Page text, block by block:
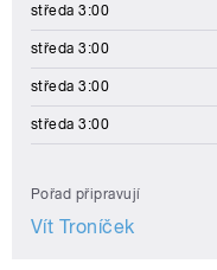
středa 3:00
středa 3:00
středa 3:00
středa 3:00
Pořad připravují
Vít Troníček